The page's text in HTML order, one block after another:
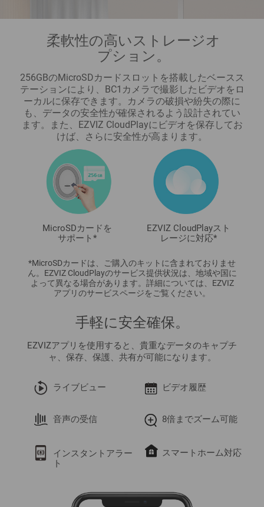
柔軟性の高いストレージオ
プション。
256GBのMicroSDカードスロットを搭載したベースス
テーションにより、BC1カメラで撮影したビデオをロ
ーカルに保存できます。カメラの破損や紛失の際に
も、データの安全性が確保されるよう設計されてい
ます。また、EZVIZ CloudPlayにビデオを保存してお
けば、さらに安全性が高まります。
MicroSDカードを
サポート*
EZVIZ CloudPlayスト
レージに対応*
*MicroSDカードは、ご購入のキットに含まれておりませ
ん。EZVIZ CloudPlayのサービス提供状況は、地域や国に
よって異なる場合があります。詳細については、EZVIZ
アプリのサービスページをご覧ください。
手軽に安全確保。
EZVIZアプリを使用すると、貴重なデータのキャプチ
ャ、保存、保護、共有が可能になります。
ライブビュー
音声の受信
インスタントアラー
ト
ビデオ履歴
8倍までズーム可能
スマートホーム対応